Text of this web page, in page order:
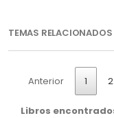
TEMAS RELACIONADOS
Anterior 1 2
Libros